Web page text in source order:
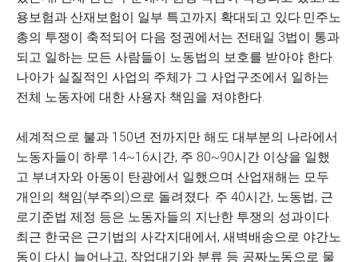
용보험과 산재보험이 일부 특고까지 확대되고 있다.민주노
총의 투쟁이 축적되어 다음 정권에서는 전태일 3법이 통과
되고 일하는 모든 사람들이 노동법의 보호를 받아야 한다.
나아가 실질적인 사업의 주체가 그 사업구조에서 일하는
전체 노동자에 대한 사용자 책임을 져야한다.
세계적으로 불과 150년 전까지만 해도 대부분의 나라에서
노동자들이 하루 14~16시간, 주 80~90시간 이상을 일했
고 부녀자와 아동이 탄광에서 일했으며 산업재해는 모두
개인의 책임(부주의)으로 돌려졌다. 주 40시간, 노동법, 근
로기준법 제정 등은 노동자들의 지난한 투쟁의 성과이다.
최근 한국은 근기법의 사각지대에서, 새벽배송으로 야간노
동이 다시 늘어나고, 작업대기와 분류 등 공짜노동으로 물